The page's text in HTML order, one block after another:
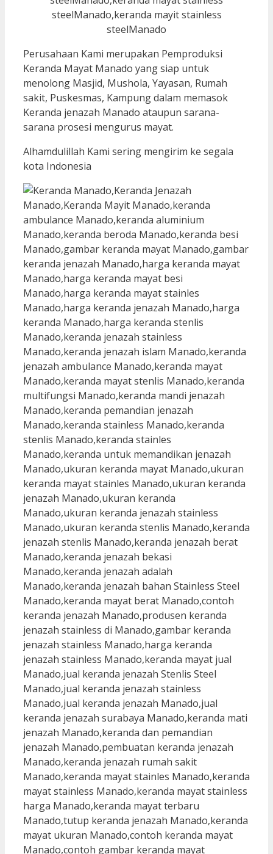
Perusahaan Kami merupakan Pemproduksi
Keranda Mayat Manado yang siap untuk
menolong Masjid, Mushola, Yayasan, Rumah
sakit, Puskesmas, Kampung dalam memasok
Keranda jenazah Manado ataupun sarana-
sarana prosesi mengurus mayat.
Alhamdulillah Kami sering mengirim ke segala
kota Indonesia